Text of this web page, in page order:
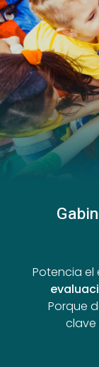
Potencia
Porque